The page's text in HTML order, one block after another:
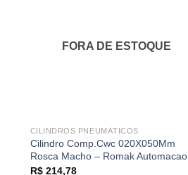
FORA DE ESTOQUE
CILINDROS PNEUMÁTICOS
Cilindro Comp.Cwc 020X050Mm
Rosca Macho – Romak Automacao
R$214,78